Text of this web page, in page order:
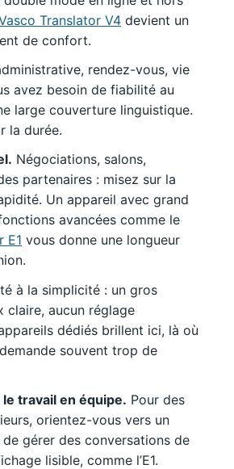
Translator V4 devient un
de confort.
rendez-vous, vie
avez besoin de fiabilité au
large couverture linguistique.
la durée.
Négociations, salons,
partenaires : misez sur la
Un appareil avec grand
avancées comme le
E1 vous donne une longueur
à la simplicité : un gros
claire, aucun réglage
dédiés brillent ici, là où
souvent trop de
travail en équipe. Pour des
orientez-vous vers un
gérer des conversations de
lisible, comme l’E1.